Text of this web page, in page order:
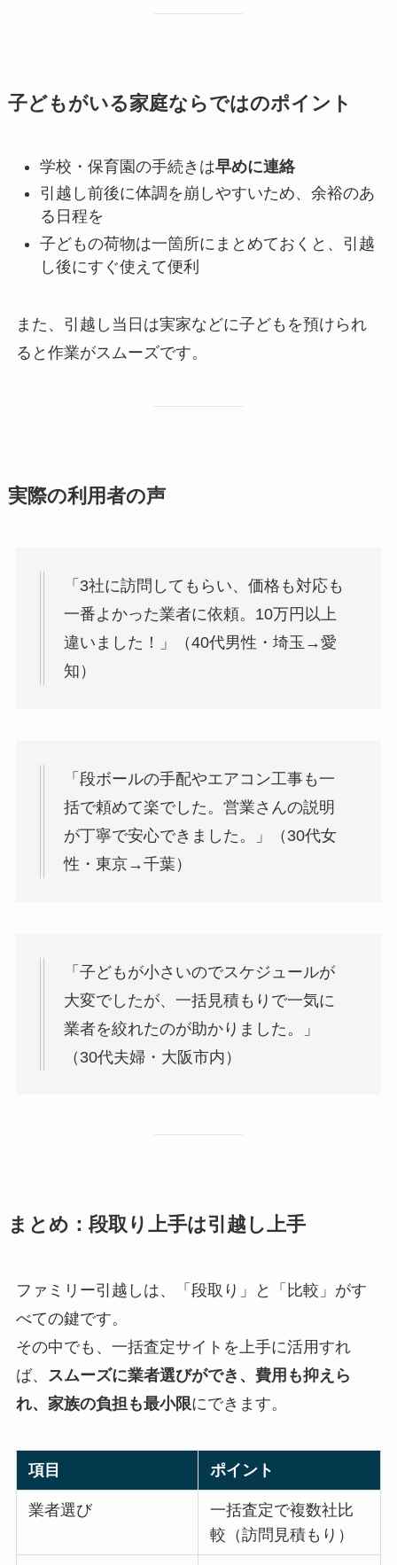
子どもがいる家庭ならではのポイント
学校・保育園の手続きは早めに連絡
引越し前後に体調を崩しやすいため、余裕のあ
る日程を
子どもの荷物は一箇所にまとめておくと、引越
し後にすぐ使えて便利
また、引越し当日は実家などに子どもを預けられ
ると作業がスムーズです。
実際の利用者の声
「3社に訪問してもらい、価格も対応も
一番よかった業者に依頼。10万円以上
違いました！」（40代男性・埼玉→愛
知）
「段ボールの手配やエアコン工事も一
括で頼めて楽でした。営業さんの説明
が丁寧で安心できました。」（30代女
性・東京→千葉）
「子どもが小さいのでスケジュールが
大変でしたが、一括見積もりで一気に
業者を絞れたのが助かりました。」
（30代夫婦・大阪市内）
まとめ：段取り上手は引越し上手
ファミリー引越しは、「段取り」と「比較」がす
べての鍵です。
その中でも、一括査定サイトを上手に活用すれ
ば、 スムーズに業者選びができ、費用も抑えら
れ、家族の負担も最小限にできます。
項目 ポイント
業者選び
一括査定で複数社比
較（訪問見積もり）